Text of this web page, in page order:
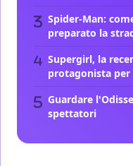
Spider-Man:
preparato la
Supergirl, la
protagonista
Guardare
spettatori